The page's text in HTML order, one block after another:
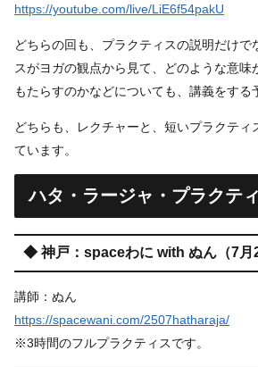
https://youtube.com/live/LiE6f54pakU
どちらの回も、プラクティスの説明だけで
スがヨガの観点から見て、どのような意味
もたらすのかなどについても、講義をする
どちらも、レクチャーと、短いプラクティ
ています。
ハタ・ラージャ・プラクテ
◆ 神戸：spaceわに with ぬん（7月
講師：ぬん
https://spacewani.com/2507hatharaja/
※3時間のフルプラクティスです。